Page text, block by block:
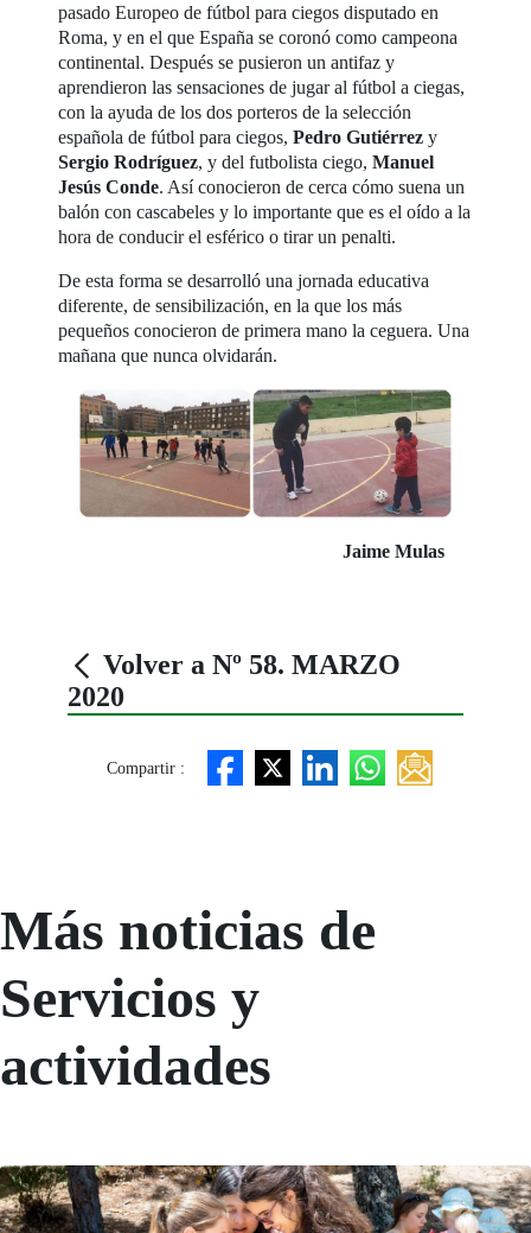
pasado Europeo de fútbol para ciegos disputado en
Roma, y en el que España se coronó como campeona
continental. Después se pusieron un antifaz y
aprendieron las sensaciones de jugar al fútbol a ciegas,
con la ayuda de los dos porteros de la selección
española de fútbol para ciegos,Pedro Gutiérrez y
Sergio Rodríguez, y del futbolista ciego,Manuel
Jesús Conde. Así conocieron de cerca cómo suena un
balón con cascabeles y lo importante que es el oído a la
hora de conducir el esférico o tirar un penalti.
De esta forma se desarrolló una jornada educativa
diferente, de sensibilización, en la que los más
pequeños conocieron de primera mano la ceguera. Una
mañana que nunca olvidarán.
Jaime Mulas
Volver a Nº 58. MARZO
2020
Compartir :
Más noticias de
Servicios y
actividades